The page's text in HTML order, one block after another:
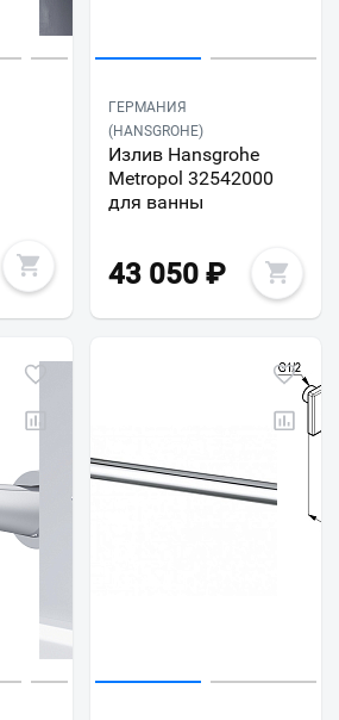
ГЕРМАНИЯ
(HANSGROHE)
Излив Hansgrohe
Metropol 32542000
для ванны
43 050 ₽